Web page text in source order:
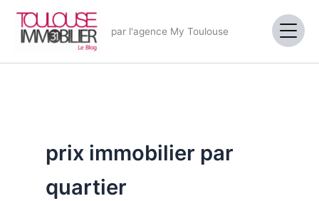
contenu
par l'agence My Toulouse
prix immobilier par
quartier